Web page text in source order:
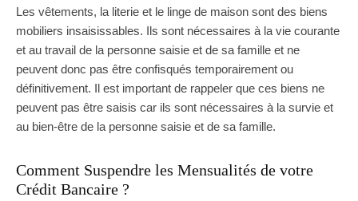
Les vêtements, la literie et le linge de maison sont des biens
mobiliers insaisissables. Ils sont nécessaires à la vie courante
et au travail de la personne saisie et de sa famille et ne
peuvent donc pas être confisqués temporairement ou
définitivement. Il est important de rappeler que ces biens ne
peuvent pas être saisis car ils sont nécessaires à la survie et
au bien-être de la personne saisie et de sa famille.
Comment Suspendre les Mensualités de votre
Crédit Bancaire ?